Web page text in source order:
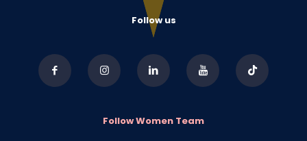
Follow us
Follow Women Team